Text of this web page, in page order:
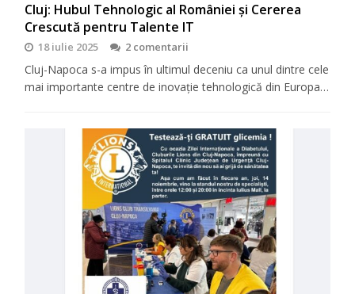
Cluj: Hubul Tehnologic al României și Cererea
Crescută pentru Talente IT
18 iulie 2025 2 comentarii
Cluj-Napoca s-a impus în ultimul deceniu ca unul dintre cele
mai importante centre de inovație tehnologică din Europa…